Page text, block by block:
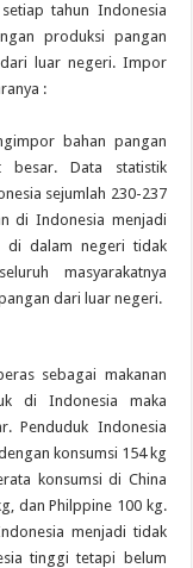
tahun Indonesia
produksi pangan
luar negeri. Impor
:
bahan pangan
besar. Data statistik
sejumlah 230-237
di Indonesia menjadi
di dalam negeri tidak
masyarakatnya
dari luar negeri.
sebagai makanan
di Indonesia maka
Penduduk Indonesia
konsumsi 154 kg
konsumsi di China
dan Philppine 100 kg.
menjadi tidak
tinggi tetapi belum